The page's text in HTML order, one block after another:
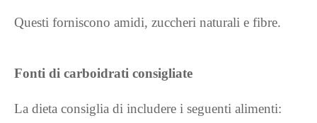
Questi forniscono amidi, zuccheri naturali e fibre.
Fonti di carboidrati consigliate
La dieta consiglia di includere i seguenti alimenti: